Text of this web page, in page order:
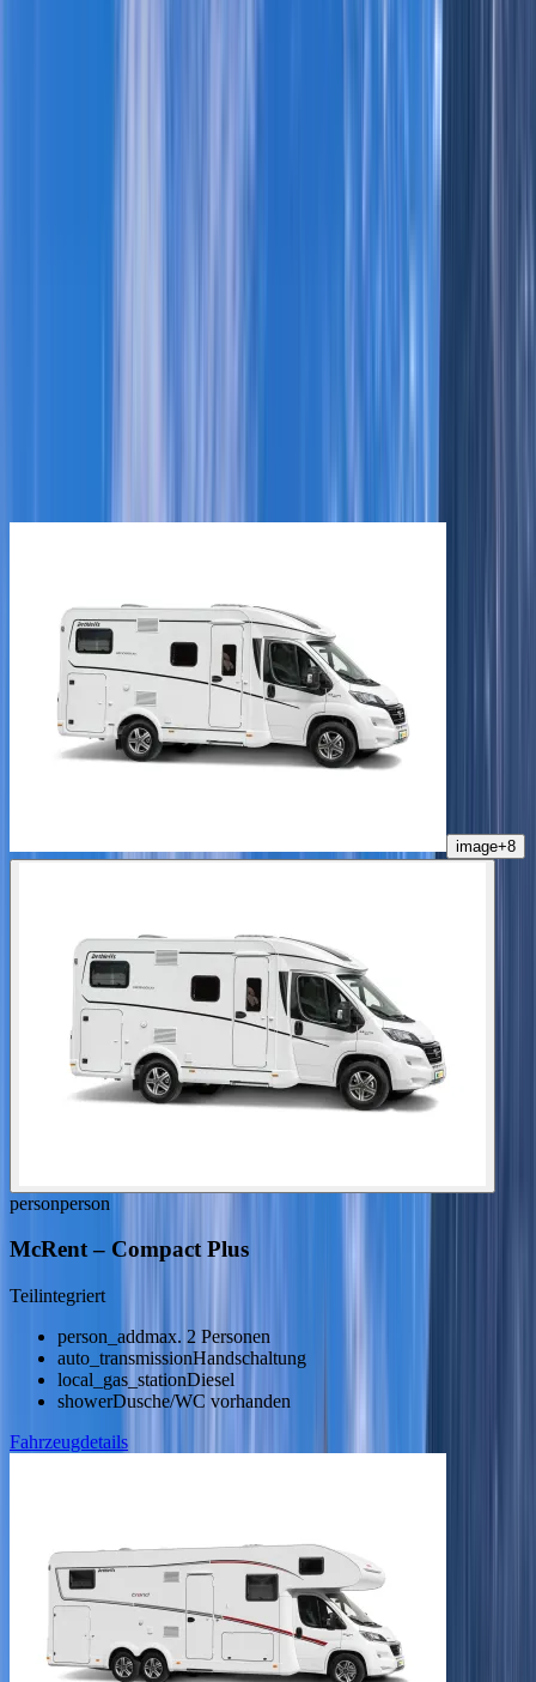
image+8
personperson
McRent– Compact Plus
Teilintegriert
person_addmax. 2 Personen
auto_transmissionHandschaltung
local_gas_stationDiesel
showerDusche/WC vorhanden
Fahrzeugdetails